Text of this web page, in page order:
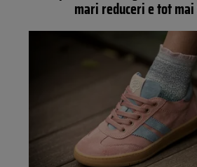
mari reduceri e tot